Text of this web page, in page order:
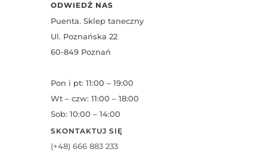
ODWIEDŹ NAS
Puenta. Sklep taneczny
Ul. Poznańska 22
60-849 Poznań
Pon i pt: 11:00 – 19:00
Wt – czw: 11:00 – 18:00
Sob: 10:00 – 14:00
SKONTAKTUJ SIĘ
(+48) 666 883 233